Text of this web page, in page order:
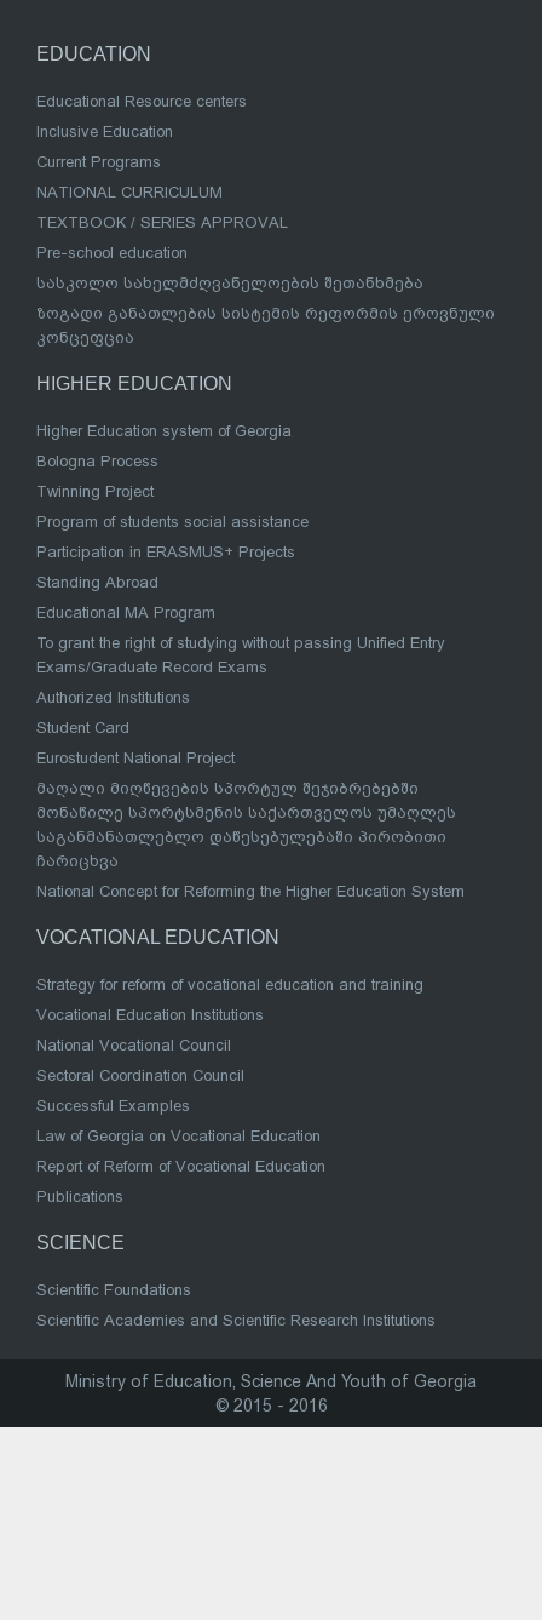
EDUCATION
Educational Resource centers
Inclusive Education
Current Programs
NATIONAL CURRICULUM
TEXTBOOK / SERIES APPROVAL
Pre-school education
სასკოლო სახელმძღვანელოების შეთანხმება
ზოგადი განათლების სისტემის რეფორმის ეროვნული
კონცეფცია
HIGHER EDUCATION
Higher Education system of Georgia
Bologna Process
Twinning Project
Program of students social assistance
Participation in ERASMUS+ Projects
Standing Abroad
Educational MA Program
To grant the right of studying without passing Unified Entry
Exams/Graduate Record Exams
Authorized Institutions
Student Card
Eurostudent National Project
მაღალი მიღწევების სპორტულ შეჯიბრებებში
მონაწილე სპორტსმენის საქართველოს უმაღლეს
საგანმანათლებლო დაწესებულებაში პირობითი
ჩარიცხვა
National Concept for Reforming the Higher Education System
VOCATIONAL EDUCATION
Strategy for reform of vocational education and training
Vocational Education Institutions
National Vocational Council
Sectoral Coordination Council
Successful Examples
Law of Georgia on Vocational Education
Report of Reform of Vocational Education
Publications
SCIENCE
Scientific Foundations
Scientific Academies and Scientific Research Institutions
Ministry of Education, Science And Youth of Georgia
© 2015 - 2016